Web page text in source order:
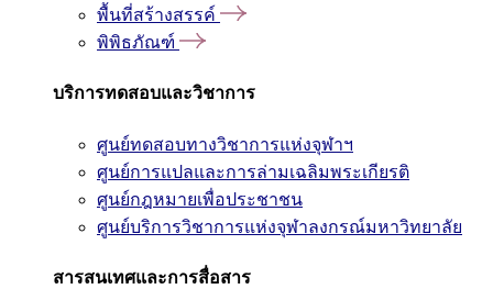
พื้นที่สร้างสรรค์
พิพิธภัณฑ์
บริการทดสอบและวิชาการ
ศูนย์ทดสอบทางวิชาการแห่งจุฬาฯ
ศูนย์การแปลและการล่ามเฉลิมพระเกียรติ
ศูนย์กฎหมายเพื่อประชาชน
ศูนย์บริการวิชาการแห่งจุฬาลงกรณ์มหาวิทยาลัย
สารสนเทศและการสื่อสาร